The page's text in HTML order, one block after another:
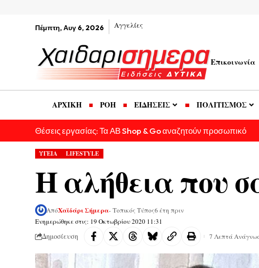
Πέμπτη, Αυγ 6, 2026 Αγγελίες
Επικοινωνία
ΑΡΧΙΚΗ ΡΟΗ ΕΙΔΗΣΕΙΣ ΠΟΛΙΤΙΣΜΟΣ
Θέσεις εργασίας: Τα ΑΒ Shop & Go αναζητούν προσωπικό
ΥΓΕΙΑ LIFESTYLE
Η αλήθεια που
Ενημερώθηκε στις: 19 Οκτωβρίου 2020 11:31
ΑπόΧαϊδάρι Σήμερα- Τοπικός Τύπος6 έτη πριν
Δημοσίευση 7 Λεπτά